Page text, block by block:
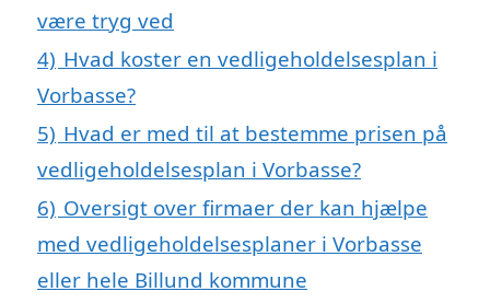
være tryg ved
4) Hvad koster en vedligeholdelsesplan i
Vorbasse?
5) Hvad er med til at bestemme prisen på
vedligeholdelsesplan i Vorbasse?
6) Oversigt over firmaer der kan hjælpe
med vedligeholdelsesplaner i Vorbasse
eller hele Billund kommune